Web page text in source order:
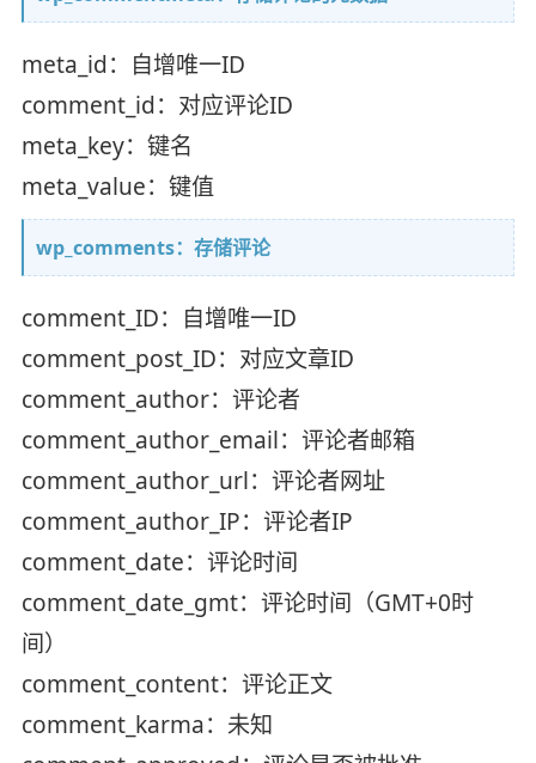
meta_id：自增唯一ID
comment_id：对应评论ID
meta_key：键名
meta_value：键值
wp_comments：存储评论
comment_ID：自增唯一ID
comment_post_ID：对应文章ID
comment_author：评论者
comment_author_email：评论者邮箱
comment_author_url：评论者网址
comment_author_IP：评论者IP
comment_date：评论时间
comment_date_gmt：评论时间（GMT+0时
间）
comment_content：评论正文
comment_karma：未知